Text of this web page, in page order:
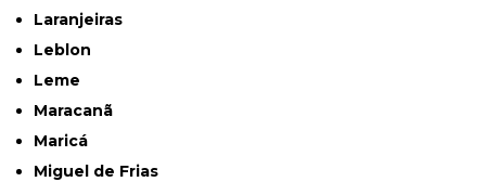
Laranjeiras
Leblon
Leme
Maracanã
Maricá
Miguel de Frias